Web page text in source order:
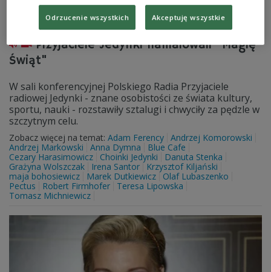
Przyjaciele Jedynki namalowali "Magię
Świąt"
W sali konferencyjnej Polskiego Radia Przyjaciele
radiowej Jedynki - znane osobistości ze świata kultury,
sportu, nauki - rozstawiły sztalugi i chwyciły za pędzle w
szczytnym celu.
Zobacz więcej na temat: Adam Ferency Andrzej Komorowski
Andrzej Markowski
Anna Dymna
Blue Cafe
Cezary Harasimowicz
Choinki Jedynki
Danuta Stenka
Grażyna Wolszczak
Irena Santor
Krzysztof Kiljański
maja bohosiewicz
Marek Dutkiewicz
Olaf Lubaszenko
Pectus
Robert Firmhofer
Teresa Lipowska
Tomasz Michniewicz
Odrzucenie wszystkich Akceptuję wszystkie